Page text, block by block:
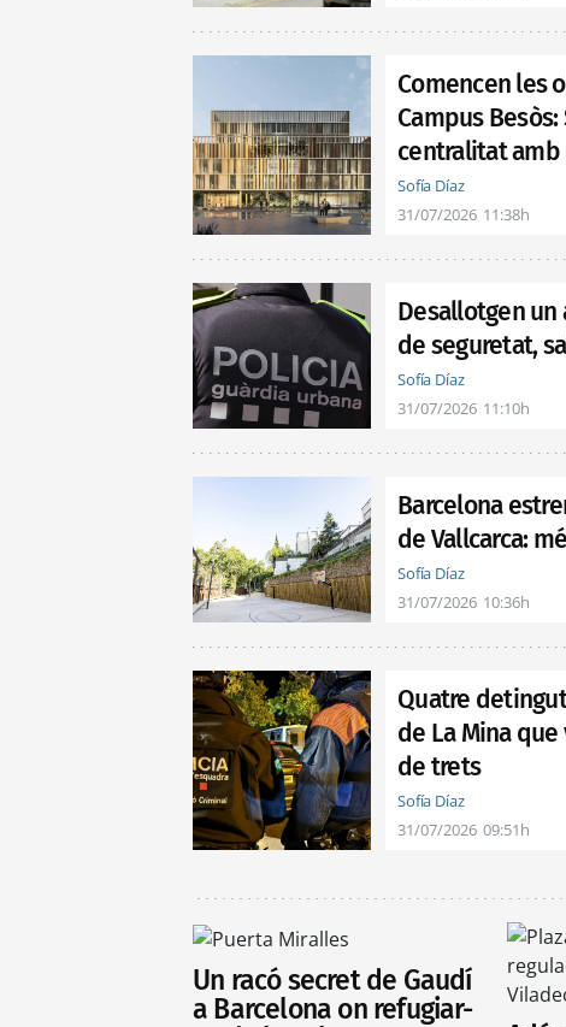
Comencen les
Campus
centralitat amb
Sofía Díaz
31/07/2026 11:38h
Desallotgen
de seguretat,
Sofía Díaz
31/07/2026 11:10h
Barcelona
de Vallcarca:
Sofía Díaz
31/07/2026 10:36h
Quatre
de La Mina
de trets
Sofía Díaz
31/07/2026 09:51h
Un racó secret de Gaudí
a Barcelona on refugiar-